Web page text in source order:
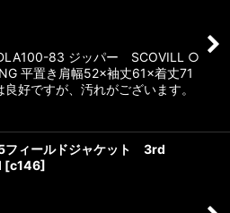
83 ジッパー SCOVILL ○
平置き肩幅52×袖丈61×着丈71
好ですが、汚れがございます。
フィールドジャケット 3rd
[c146]